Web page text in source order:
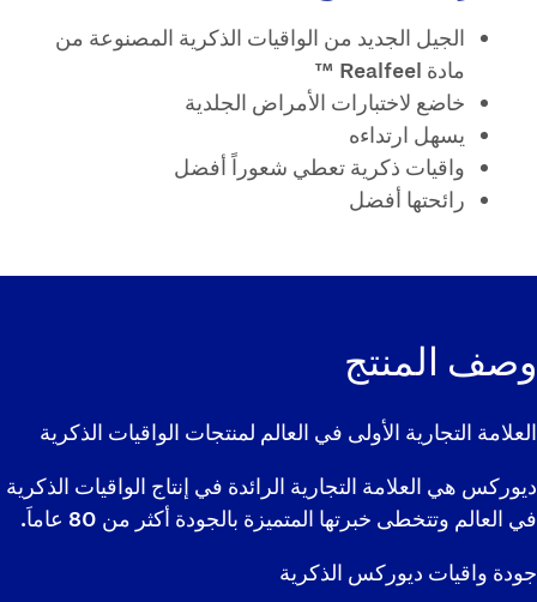
الجيل الجديد من الواقيات الذكرية المصنوعة من
مادة Realfeel ™
خاضع لاختبارات الأمراض الجلدية
يسهل ارتداءه
واقيات ذكرية تعطي شعوراً أفضل
رائحتها أفضل
وصف المنتج
العلامة التجارية الأولى في العالم لمنتجات الواقيات الذكرية
ديوركس هي العلامة التجارية الرائدة في إنتاج الواقيات الذكرية
في العالم وتتخطى خبرتها المتميزة بالجودة أكثر من 80 عاماَ.
جودة واقيات ديوركس الذكرية